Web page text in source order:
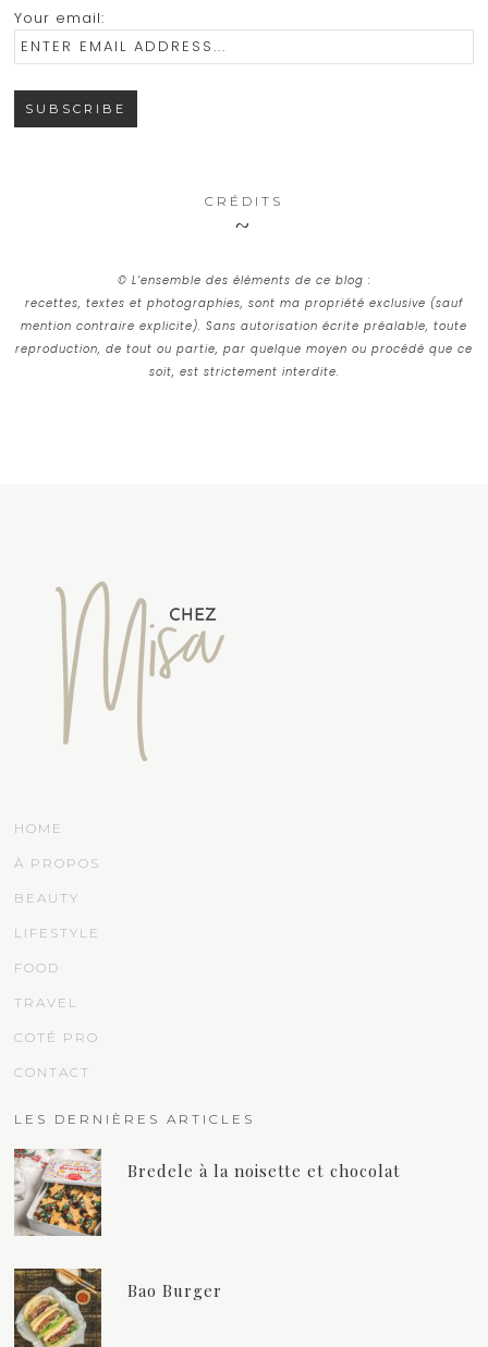
Your email:
CRÉDITS
© L’ensemble des éléments de ce blog :
recettes, textes et photographies, sont ma propriété exclusive (sauf
mention contraire explicite). Sans autorisation écrite préalable, toute
reproduction, de tout ou partie, par quelque moyen ou procédé que ce
soit, est strictement interdite.
HOME
À PROPOS
BEAUTY
LIFESTYLE
FOOD
TRAVEL
COTÉ PRO
CONTACT
LES DERNIÈRES ARTICLES
Bredele à la noisette et chocolat
Bao Burger